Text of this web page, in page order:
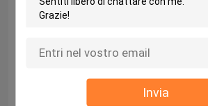
Invia
garantire l'integrità del
(temperatura ambiente,
laboratori e le agenzie di
complessità indica che una